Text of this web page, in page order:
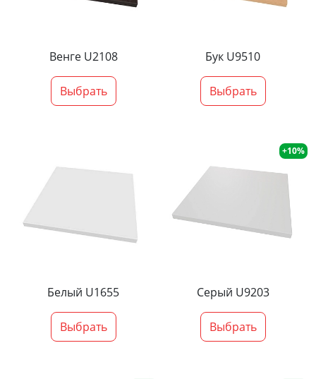
Венге U2108
Выбрать
Бук U9510
Выбрать
Белый U1655
Выбрать
+10%
Серый U9203
Выбрать